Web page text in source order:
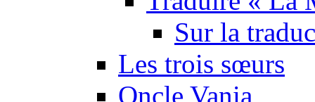
Sur la
Les trois sœurs
Oncle Vania